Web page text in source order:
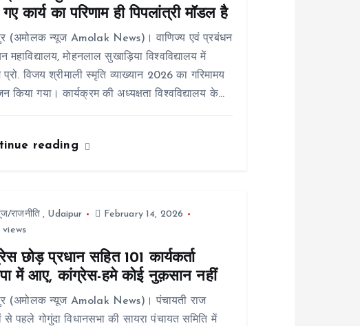
कार्य का परिणाम ही पिपलांत्री मॉडल है
(अमोलक न्यूज Amolak News)। वाणिज्य एवं प्रबंधन
महाविद्यालय, मोहनलाल सुखाड़िया विश्वविद्यालय में
विजय श्रीमाली स्मृति व्याख्यान 2026 का गरिमामय
किया गया। कार्यक्रम की अध्यक्षता विश्वविद्यालय के…
reading
राजनीति, Udaipur
February 14, 2026
views
छोड़ प्रधान सहित 101 कार्यकर्ता
में आए, कांग्रेस-हमे कोई नुक़सान नहीं
(अमोलक न्यूज Amolak News)। पंचायती राज
से पहले गोगुंदा विधानसभा की सायरा पंचायत समिति में